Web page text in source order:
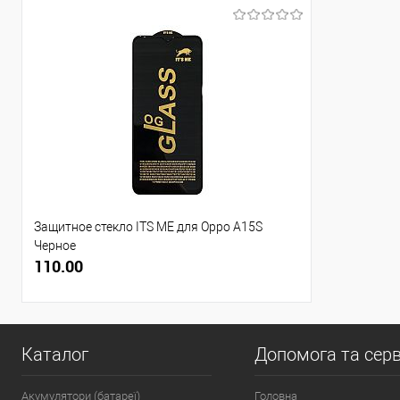
Защитное стекло ITS ME для Oppo A15S
Черное
110.00
Каталог
Акумулятори (батареї)
Допомога та
Головна